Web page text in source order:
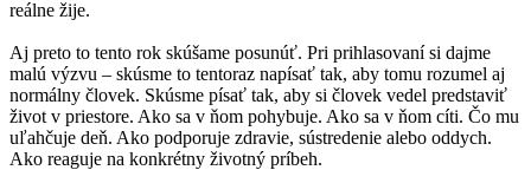
reálne žije.
Aj preto to tento rok skúšame posunúť. Pri prihlasovaní si dajme
malú výzvu – skúsme to tentoraz napísať tak, aby tomu rozumel aj
normálny človek. Skúsme písať tak, aby si človek vedel predstaviť
život v priestore. Ako sa v ňom pohybuje. Ako sa v ňom cíti. Čo mu
uľahčuje deň. Ako podporuje zdravie, sústredenie alebo oddych.
Ako reaguje na konkrétny životný príbeh.